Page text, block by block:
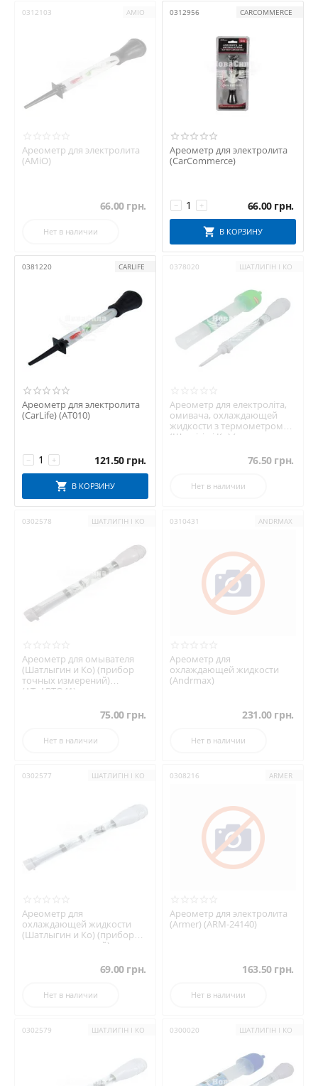
0312103 AMIO
Ареометр для электролита
(AMiO)
66.00 грн.
Нет в наличии
0312956 CARCOMMERCE
Ареометр для электролита
(CarCommerce)
+
− 66.00 грн.
В КОРЗИНУ
0381220 CARLIFE
Ареометр для электролита
(CarLife) (AT010)
+
− 121.50 грн.
В КОРЗИНУ
0378020 ШАТЛИГІН І КО
Ареометр для електроліта,
омивача, охлаждающей
жидкости з термометром
(Шатлігін і Ко) (...
76.50 грн.
Нет в наличии
0302578 ШАТЛИГІН І КО
Ареометр для омывателя
(Шатлыгин и Ко) (прибор
точных измерений)
(АТ_АВТО41)
75.00 грн.
Нет в наличии
0310431 ANDRMAX
Ареометр для
охлаждающей жидкости
(Andrmax)
231.00 грн.
Нет в наличии
0302577 ШАТЛИГІН І КО
Ареометр для
охлаждающей жидкости
(Шатлыгин и Ко) (прибор
точных измерений)
69.00 грн.
Нет в наличии
0308216 ARMER
Ареометр для электролита
(Armer) (ARM-24140)
163.50 грн.
Нет в наличии
0302579 ШАТЛИГІН І КО 0300020 ШАТЛИГІН І КО